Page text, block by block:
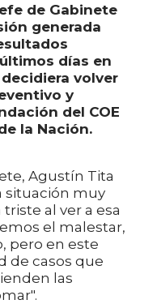
de Gabinete
generada
días en
volver
y
del COE
la Nación.
Agustín Tita
situación muy
al ver a esa
el malestar,
pero en este
de casos que
las